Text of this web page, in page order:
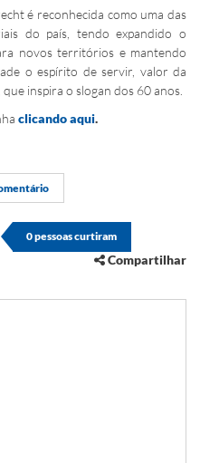
é reconhecida como uma das
do país, tendo expandido o
novos territórios e mantendo
o espírito de servir, valor da
inspira o slogan dos 60 anos.
clicando aqui.
0pessoas curtiram
Compartilhar